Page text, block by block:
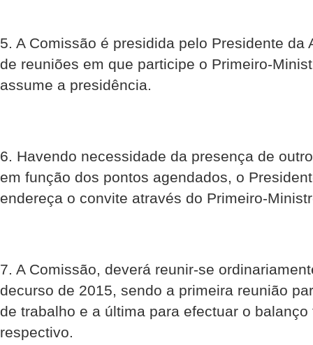
5. A Comissão é presidida pelo Presidente da
de reuniões em que participe o Primeiro-
assume a presidência.
6. Havendo necessidade da presença de
em função dos pontos agendados, o
endereça o convite através do Primeiro-
7. A Comissão, deverá reunir-se
decurso de 2015, sendo a primeira reunião
de trabalho e a última para efectuar o
respectivo.